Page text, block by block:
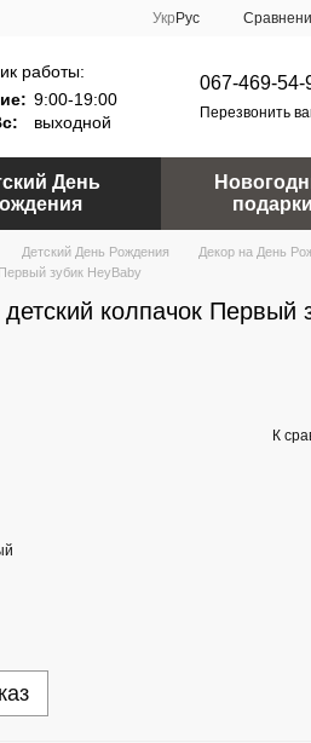
Укр Рус
работы:
9:00-19:00
выходной
067-469-54-
Перезвонить
День
подарки
Детский День Рождения
Декор на День
зубик HeyBaby
колпачок Первый
К